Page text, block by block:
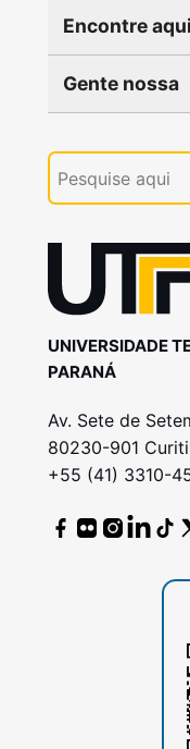
Encontre aqui
Gente nossa
UNIVERSIDADE
PARANÁ
Av. Sete de
80230-901
+55 (41) 3310-